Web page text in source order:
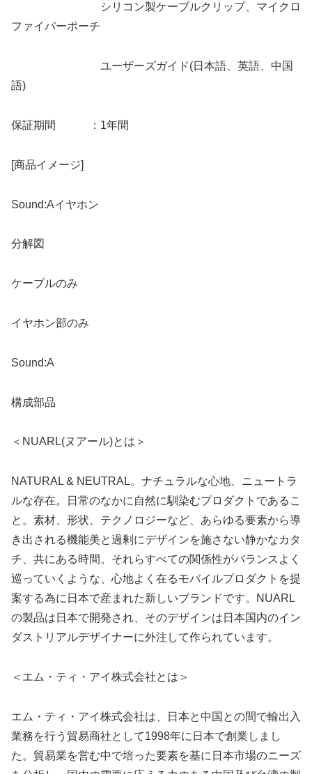
シリコン製ケーブルクリップ、マイクロ
ファイバーポーチ
ユーザーズガイド(日本語、英語、中国
語)
保証期間 ：1年間
[商品イメージ]
Sound:Aイヤホン
分解図
ケーブルのみ
イヤホン部のみ
Sound:A
構成部品
＜NUARL(ヌアール)とは＞
NATURAL & NEUTRAL。ナチュラルな心地、ニュートラ
ルな存在。日常のなかに自然に馴染むプロダクトであるこ
と。素材、形状、テクノロジーなど、あらゆる要素から導
き出される機能美と過剰にデザインを施さない静かなカタ
チ、共にある時間。それらすべての関係性がバランスよく
巡っていくような、心地よく在るモバイルプロダクトを提
案する為に日本で産まれた新しいブランドです。NUARL
の製品は日本で開発され、そのデザインは日本国内のイン
ダストリアルデザイナーに外注して作られています。
＜エム・ティ・アイ株式会社とは＞
エム・ティ・アイ株式会社は、日本と中国との間で輸出入
業務を行う貿易商社として1998年に日本で創業しまし
た。貿易業を営む中で培った要素を基に日本市場のニーズ